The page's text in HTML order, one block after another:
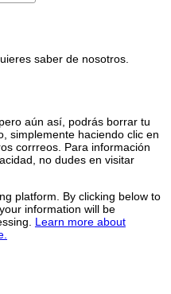
saber de nosotros.
aún así, podrás borrar tu
simplemente haciendo clic en
corrreos. Para información
no dudes en visitar
platform. By clicking below to
information will be
Learn more about